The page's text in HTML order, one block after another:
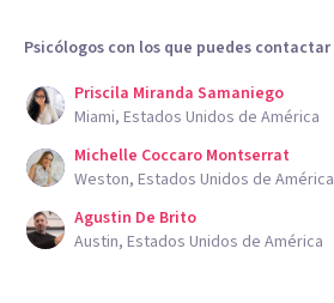
Psicólogos con los que puedes contactar
Priscila Miranda Samaniego
Miami, Estados Unidos de América
Michelle Coccaro Montserrat
Weston, Estados Unidos de América
Agustin De Brito
Austin, Estados Unidos de América